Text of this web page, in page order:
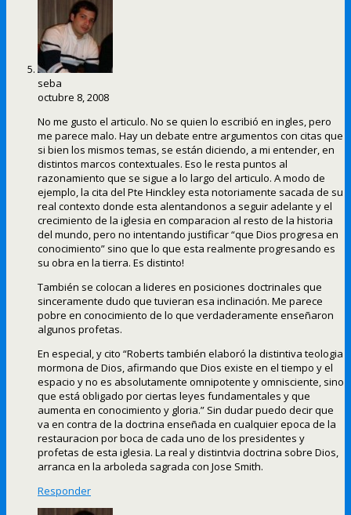
seba
octubre 8, 2008
No me gusto el articulo. No se quien lo escribió en ingles, pero
me parece malo. Hay un debate entre argumentos con citas que
si bien los mismos temas, se están diciendo, a mi entender, en
distintos marcos contextuales. Eso le resta puntos al
razonamiento que se sigue a lo largo del articulo. A modo de
ejemplo, la cita del Pte Hinckley esta notoriamente sacada de su
real contexto donde esta alentandonos a seguir adelante y el
crecimiento de la iglesia en comparacion al resto de la historia
del mundo, pero no intentando justificar “que Dios progresa en
conocimiento” sino que lo que esta realmente progresando es
su obra en la tierra. Es distinto!
También se colocan a lideres en posiciones doctrinales que
sinceramente dudo que tuvieran esa inclinación. Me parece
pobre en conocimiento de lo que verdaderamente enseñaron
algunos profetas.
En especial, y cito “Roberts también elaboró la distintiva teologia
mormona de Dios, afirmando que Dios existe en el tiempo y el
espacio y no es absolutamente omnipotente y omnisciente, sino
que está obligado por ciertas leyes fundamentales y que
aumenta en conocimiento y gloria.” Sin dudar puedo decir que
va en contra de la doctrina enseñada en cualquier epoca de la
restauracion por boca de cada uno de los presidentes y
profetas de esta iglesia. La real y distintvia doctrina sobre Dios,
arranca en la arboleda sagrada con Jose Smith.
Responder